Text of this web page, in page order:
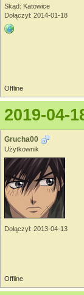
Skąd: Katowice
Dołączył: 2014-01-18
Offline
2019-04-
Grucha00
Użytkownik
Dołączył: 2013-04-13
Offline